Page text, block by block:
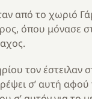
από το χωριό
όπου μόνασε
τον
σ’ αυτή